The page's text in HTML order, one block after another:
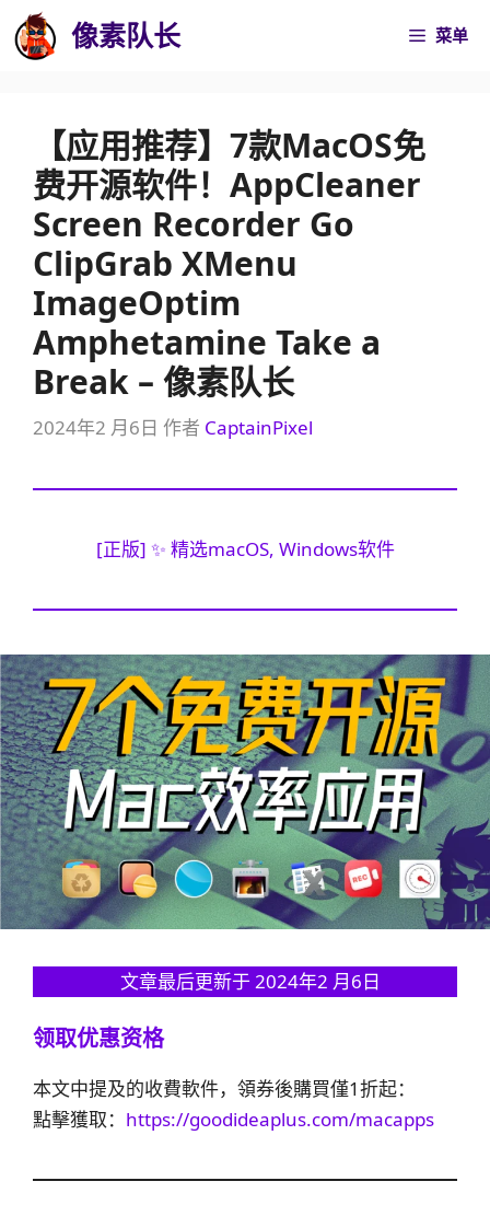
至
像素队长 菜单
【应用推荐】7款MacOS免
费开源软件！AppCleaner
Screen Recorder Go
ClipGrab XMenu
ImageOptim
Amphetamine Take a
Break – 像素队长
2024年2 月6日 作者 CaptainPixel
[正版] ✨ 精选macOS, Windows软件
文章最后更新于 2024年2 月6日
领取优惠资格
本文中提及的收費軟件，領券後購買僅1折起：
點擊獲取： https://goodideaplus.com/macapps